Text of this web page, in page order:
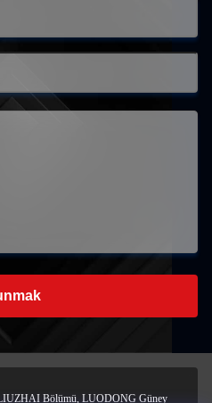
LIUZHAI Bölümü, LUODONG Güney